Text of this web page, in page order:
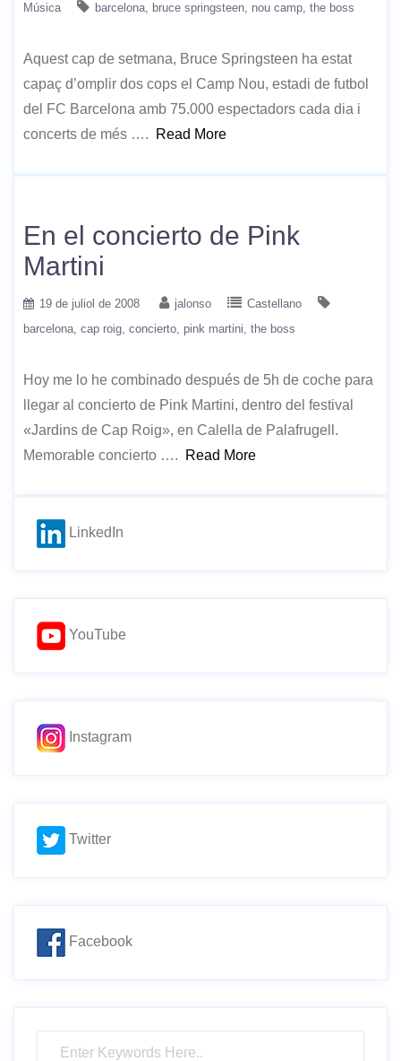
Música
barcelona bruce springsteen nou camp the boss
Aquest cap de setmana, Bruce Springsteen ha estat
capaç d’omplir dos cops el Camp Nou, estadi de futbol
del FC Barcelona amb 75.000 espectadors cada dia i
concerts de més ….
Read More
En el concierto de Pink
Martini
19 de juliol de 2008 jalonso
Castellano
barcelona cap roig concierto pink martini the boss
Hoy me lo he combinado después de 5h de coche para
llegar al concierto de Pink Martini, dentro del festival
«Jardins de Cap Roig», en Calella de Palafrugell.
Memorable concierto ….
Read More
LinkedIn
YouTube
Instagram
Twitter
Facebook